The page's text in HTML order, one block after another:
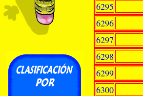
6295
6296
6297
6298
6299
6300